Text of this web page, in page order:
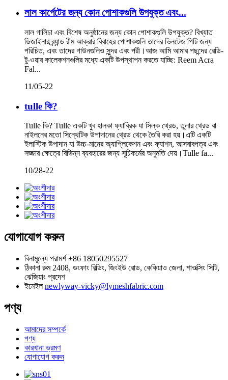
লাল কার্পেটের জন্য কোন পোশাকগুলি উপযুক্ত এবং...
লাল গালিচা এবং বিশেষ অনুষ্ঠানের জন্য কোন পোশাকগুলি উপযুক্ত? বিখ্যাত
ডিজাইনার ব্র্যান্ড রীম আক্রার বিবাহের পোশাকগুলি তাদের ভিনটেজ পিটি জন্য
পরিচিত, এবং তাদের গাউনগুলিও সুন্দর এবং পরী।আজ আমি আমার পছন্দের রেডি-
টু-ওয়ার কালেকশনগুলির মধ্যে একটি উপস্থাপন করতে যাচ্ছি: Reem Acra
Fal...
11/05-22
tulle কি?
Tulle কি? Tulle একটি খুব হালকা ফ্যাব্রিক যা সিল্ক থ্রেড, তুলার থ্রেড বা
নাইলনের মতো সিন্থেটিক উপাদানের থ্রেড থেকে তৈরি করা হয়।এটি একটি
ইলাস্টিক উপাদান যা উচ্চ-মানের অ্যাপ্লিকেশন এবং ফ্যাশন, আসবাবপত্র এবং
সজ্জার ক্ষেত্রে বিভিন্ন ব্যবহারের জন্য সূচিকর্মের অনুমতি দেয়।Tulle fa...
10/28-22
যোগাযোগ করুন
বিনামূল্যে পরামর্শ +86 18050295527
ঠিকানা রুম 2408, ডংফাং বিল্ডিং, জিংইউ রোড, কেকিয়াও জেলা, শাওক্সিং সিটি,
ঝেজিয়াং প্রদেশ
ইমেইল newlyway-vicky@lymeshfabric.com
পণ্য
আমাদের সম্পর্কে
পণ্য
কারখানা ভ্রমণ
যোগাযোগ করুন